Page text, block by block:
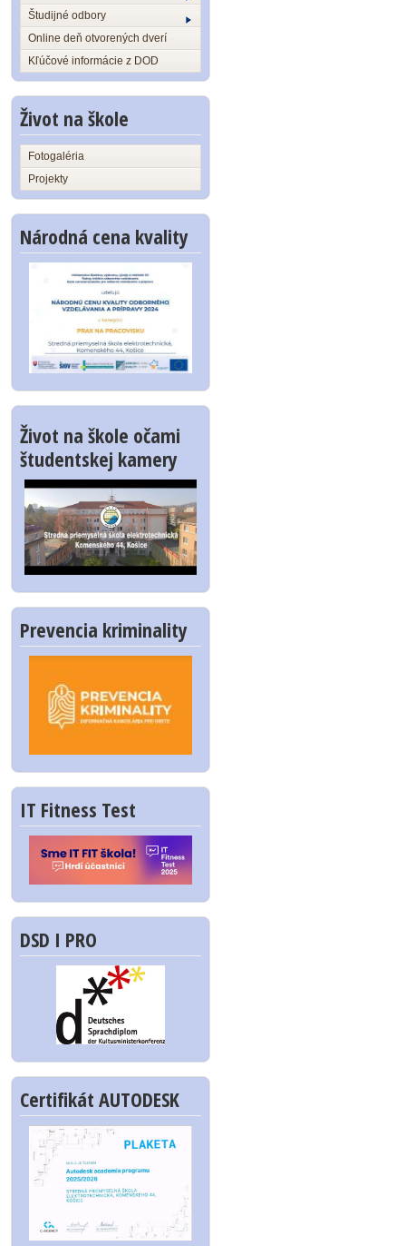
Študijné odbory
Online deň otvorených dverí
Kľúčové informácie z DOD
Život na škole
Fotogaléria
Projekty
Národná cena kvality
Život na škole očami
študentskej kamery
Prevencia kriminality
IT Fitness Test
DSD I PRO
Certifikát AUTODESK